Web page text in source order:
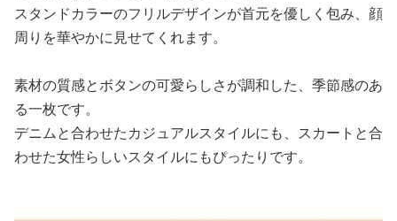
スタンドカラーのフリルデザインが首元を優しく包み、顔
周りを華やかに見せてくれます。
素材の質感とボタンの可愛らしさが調和した、季節感のあ
る一枚です。
デニムと合わせたカジュアルスタイルにも、スカートと合
わせた女性らしいスタイルにもぴったりです。